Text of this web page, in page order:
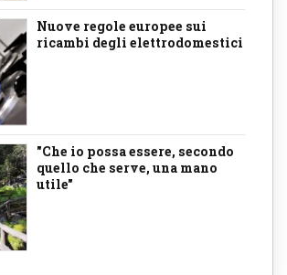
Nuove regole europee sui
ricambi degli elettrodomestici
"Che io possa essere, secondo
quello che serve, una mano
utile"